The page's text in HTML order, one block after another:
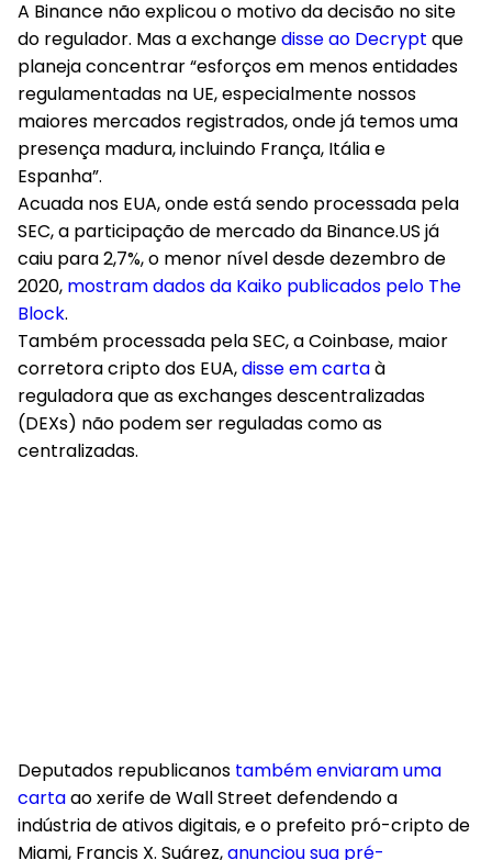
A Binance não explicou o motivo da decisão no site
do regulador. Mas a exchangedisse ao Decrypt que
planeja concentrar “esforços em menos entidades
regulamentadas na UE, especialmente nossos
maiores mercados registrados, onde já temos uma
presença madura, incluindo França, Itália e
Espanha”.
Acuada nos EUA, onde está sendo processada pela
SEC, a participação de mercado da Binance.US já
caiu para 2,7%, o menor nível desde dezembro de
2020, mostram dados da Kaiko publicados pelo The
Block.
Também processada pela SEC, a Coinbase, maior
corretora cripto dos EUA,disse em cartaà
reguladora que as exchanges descentralizadas
(DEXs) não podem ser reguladas como as
centralizadas.
Deputados republicanos também enviaram uma
cartaao xerife de Wall Street defendendo a
indústria de ativos digitais, e o prefeito pró-cripto de
Miami, Francis X. Suárez,anunciou sua pré-